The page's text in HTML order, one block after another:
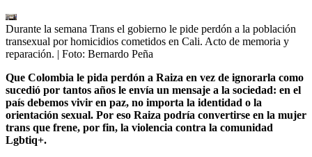
Durante la semana Trans el gobierno le pide perdón a la población
transexual por homicidios cometidos en Cali. Acto de memoria y
reparación. | Foto: Bernardo Peña
Que Colombia le pida perdón a Raiza en vez de ignorarla como
sucedió por tantos años le envía un mensaje a la sociedad: en el
país debemos vivir en paz, no importa la identidad o la
orientación sexual. Por eso Raiza podría convertirse en la mujer
trans que frene, por fin, la violencia contra la comunidad
Lgbtiq+.